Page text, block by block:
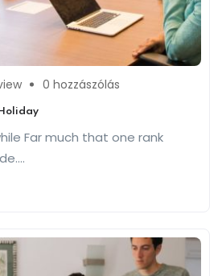
0 hozzászólás
Far much that one rank